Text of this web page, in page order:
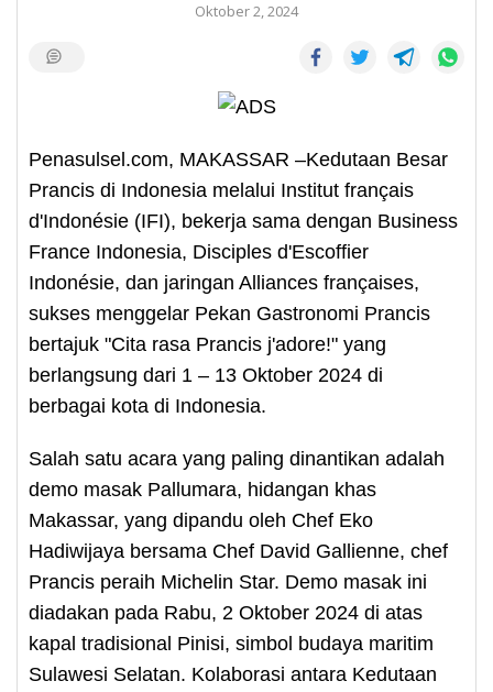
Oktober 2, 2024
Penasulsel.com, MAKASSAR –Kedutaan Besar
Prancis di Indonesia melalui Institut français
d'Indonésie (IFI), bekerja sama dengan Business
France Indonesia, Disciples d'Escoffier
Indonésie, dan jaringan Alliances françaises,
sukses menggelar Pekan Gastronomi Prancis
bertajuk "Cita rasa Prancis j'adore!" yang
berlangsung dari 1 – 13 Oktober 2024 di
berbagai kota di Indonesia.
Salah satu acara yang paling dinantikan adalah
demo masak Pallumara, hidangan khas
Makassar, yang dipandu oleh Chef Eko
Hadiwijaya bersama Chef David Gallienne, chef
Prancis peraih Michelin Star. Demo masak ini
diadakan pada Rabu, 2 Oktober 2024 di atas
kapal tradisional Pinisi, simbol budaya maritim
Sulawesi Selatan. Kolaborasi antara Kedutaan